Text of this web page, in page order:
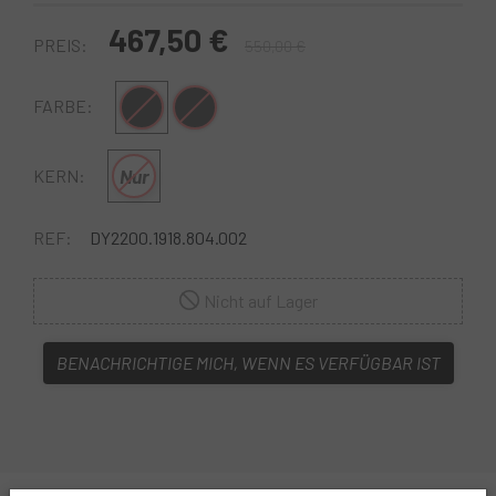
PREIS: 467,50 €
FARBE:Schwarz-Weiss
Schwarzgrau
KERN: Nur
REF: DY2200.1918.804.002
BENACHRICHTIGE MICH, WENN ES VERFÜGBAR IST